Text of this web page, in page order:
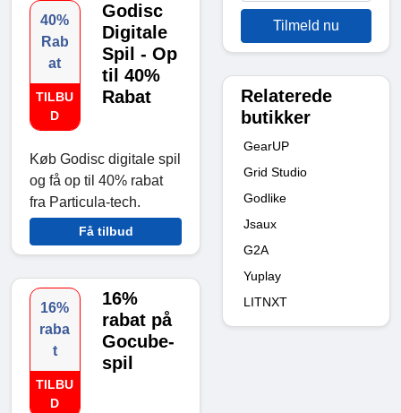
40%
Rab
at
TILBU
D
Godisc
Digitale
Spil - Op
til 40%
Rabat
Køb Godisc digitale spil
og få op til 40% rabat
fra Particula-tech.
Få tilbud
16%
raba
t
TILBU
D
16%
rabat på
Gocube-
spil
Tilmeld nu
Relaterede
butikker
GearUP
Grid Studio
Godlike
Jsaux
G2A
Yuplay
LITNXT